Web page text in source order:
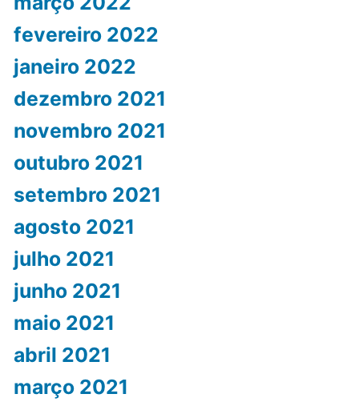
fevereiro 2022
janeiro 2022
dezembro 2021
novembro 2021
outubro 2021
setembro 2021
agosto 2021
julho 2021
junho 2021
maio 2021
abril 2021
março 2021